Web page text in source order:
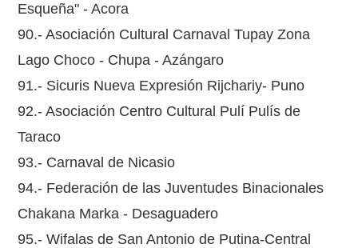
Esqueña" - Acora
90.- Asociación Cultural Carnaval Tupay Zona
Lago Choco - Chupa - Azángaro
91.- Sicuris Nueva Expresión Rijchariy- Puno
92.- Asociación Centro Cultural Pulí Pulís de
Taraco
93.- Carnaval de Nicasio
94.- Federación de las Juventudes Binacionales
Chakana Marka - Desaguadero
95.- Wifalas de San Antonio de Putina-Central